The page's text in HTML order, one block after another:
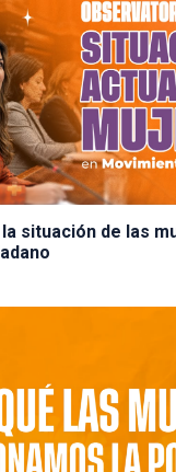
situación de las